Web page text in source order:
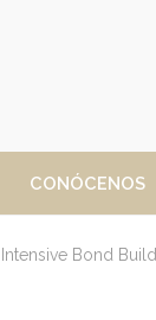
CONÓCENOS
Bond